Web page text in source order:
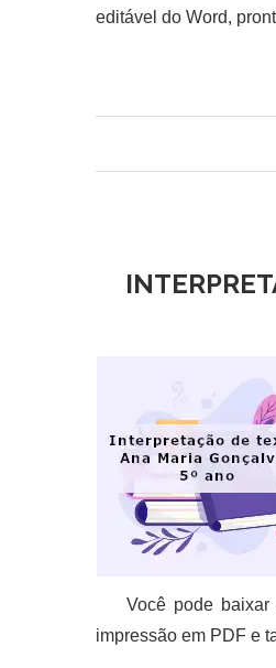
editável do Word,
Você pode baixar
impressão em PDF e